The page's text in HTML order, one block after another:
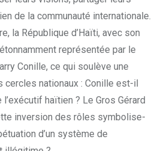
de la communauté internationale.
la République d’Haïti, avec son
représentée par le
Conille, ce qui soulève une
nationaux : Conille est-il
haïtien ? Le Gros Gérard
inversion des rôles symbolise-
d’un système de